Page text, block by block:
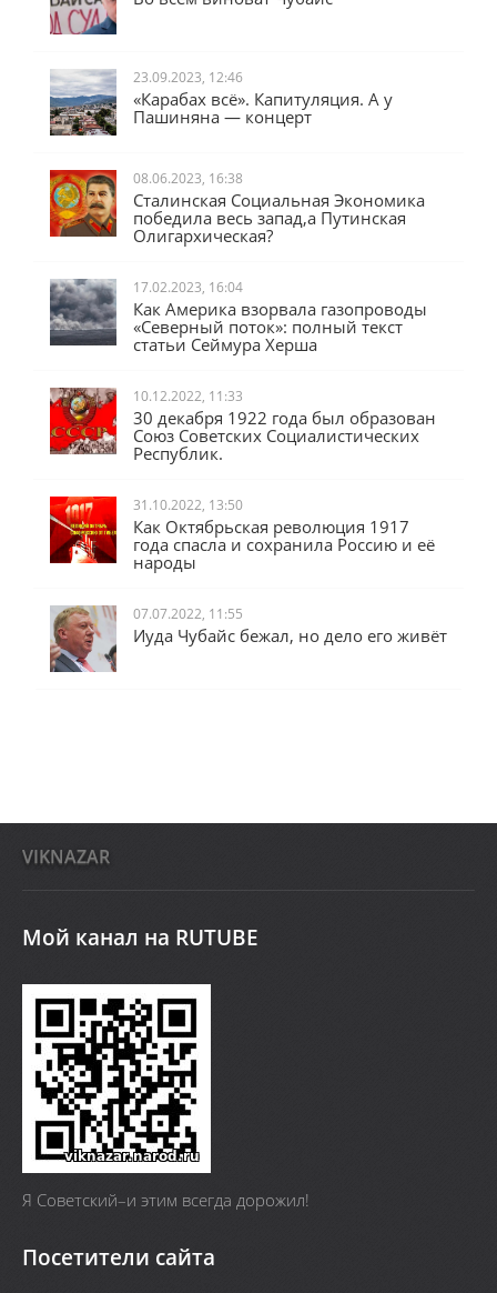
23.09.2023, 12:46
«Карабах всё». Капитуляция. А у
Пашиняна — концерт
08.06.2023, 16:38
Сталинская Социальная Экономика
победила весь запад,а Путинская
Олигархическая?
17.02.2023, 16:04
Как Америка взорвала газопроводы
«Северный поток»: полный текст
статьи Сеймура Херша
10.12.2022, 11:33
30 декабря 1922 года был образован
Союз Советских Социалистических
Республик.
31.10.2022, 13:50
Как Октябрьская революция 1917
года спасла и сохранила Россию и её
народы
07.07.2022, 11:55
Иуда Чубайс бежал, но дело его живёт
VIKNAZAR
Мой канал на RUTUBE
Я Cоветский–и этим всегда дорожил!
Посетители сайта